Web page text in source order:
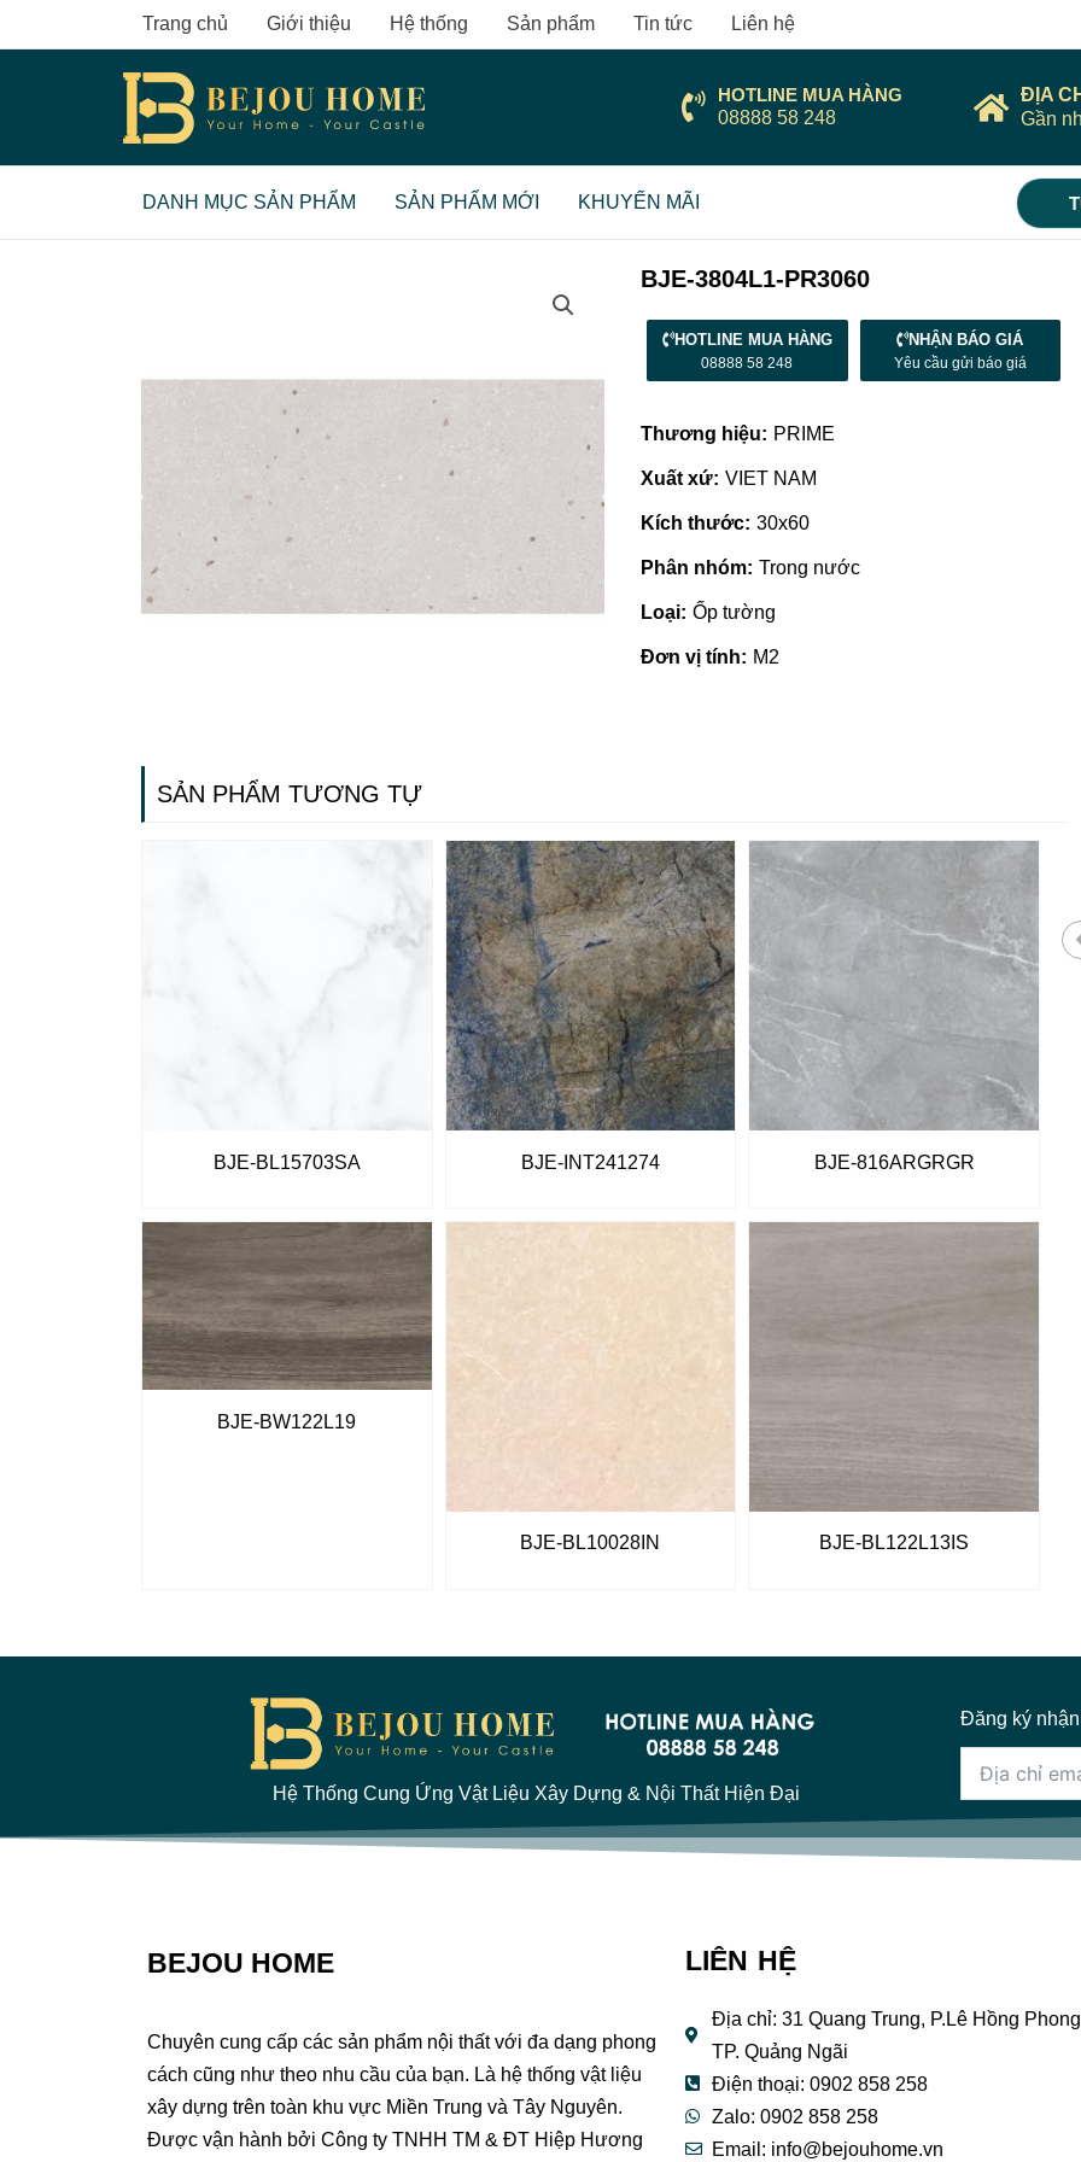
to
Trang chủ Giới thiệu Hệ thống Sản phẩm Tin tức Liên hệ
HOTLINE MUA HÀNG
08888 58 248
ĐỊA
Gần
DANH MỤC SẢN PHẨM SẢN PHẨM MỚI KHUYẾN MÃI
BJE-3804L1-PR3060
HOTLINE MUA HÀNG
08888 58 248
NHẬN BÁO GIÁ
Yêu cầu gửi báo giá
Thương hiệu: PRIME
Xuất xứ: VIET NAM
Kích thước: 30x60
Phân nhóm: Trong nước
Loại: Ốp tường
Đơn vị tính: M2
SẢN PHẨM TƯƠNG TỰ
BJE-BL15703SA BJE-INT241274 BJE-816ARGRGR
BJE-BW122L19
BJE-BL10028IN BJE-BL122L13IS
Giá vật liệu xây dựng tại Quảng
Ngãi | Cập nhật mới nhất 2022
Hệ Thống Cung Ứng Vật Liệu Xây Dựng & Nội Thất Hiện Đại
Đăng ký
BEJOU HOME
Chuyên cung cấp các sản phẩm nội thất với đa dạng phong
cách cũng như theo nhu cầu của bạn. Là hệ thống vật liệu
xây dựng trên toàn khu vực Miền Trung và Tây Nguyên.
Được vận hành bởi Công ty TNHH TM & ĐT Hiệp Hương
LIÊN HỆ
Địa chỉ: 31 Quang Trung, P.Lê Hồng
TP. Quảng Ngãi
Điện thoại: 0902 858 258
Zalo: 0902 858 258
Email: info@bejouhome.vn